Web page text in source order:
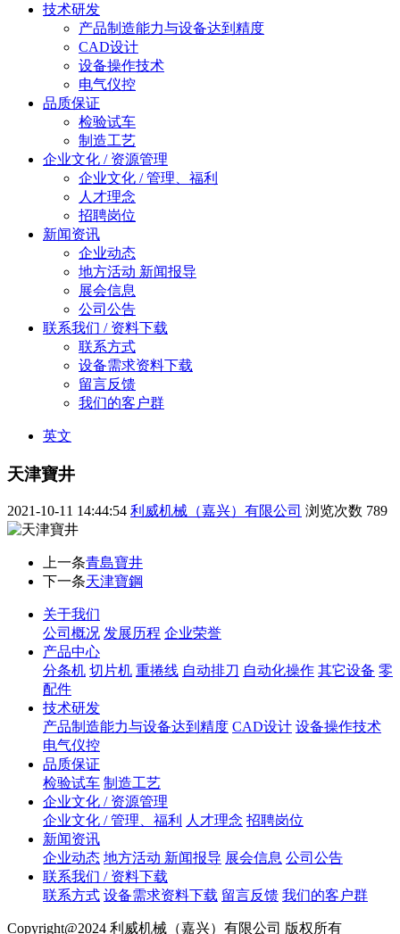
技术研发
产品制造能力与设备达到精度
CAD设计
设备操作技术
电气仪控
品质保证
检验试车
制造工艺
企业文化 / 资源管理
企业文化 / 管理、福利
人才理念
招聘岗位
新闻资讯
企业动态
地方活动 新闻报导
展会信息
公司公告
联系我们 / 资料下载
联系方式
设备需求资料下载
留言反馈
我们的客户群
英文
天津寶井
2021-10-11 14:44:54 利威机械（嘉兴）有限公司 浏览次数 789
上一条青島寶井
下一条天津寶鋼
关于我们
公司概况 发展历程 企业荣誉
产品中心
分条机 切片机 重捲线 自动排刀 自动化操作 其它设备 零
配件
技术研发
产品制造能力与设备达到精度 CAD设计 设备操作技术
电气仪控
品质保证
检验试车 制造工艺
企业文化 / 资源管理
企业文化 / 管理、福利
人才理念 招聘岗位
新闻资讯
企业动态 地方活动 新闻报导 展会信息 公司公告
联系我们 / 资料下载
联系方式 设备需求资料下载 留言反馈 我们的客户群
Copyright@2024 利威机械（嘉兴）有限公司 版权所有